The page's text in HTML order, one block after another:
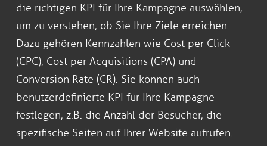
die richtigen KPI für Ihre Kampagne auswählen,
um zu verstehen, ob Sie Ihre Ziele erreichen.
Dazu gehören Kennzahlen wie Cost per Click
(CPC), Cost per Acquisitions (CPA) und
Conversion Rate (CR). Sie können auch
benutzerdefinierte KPI für Ihre Kampagne
festlegen, z.B. die Anzahl der Besucher, die
spezifische Seiten auf Ihrer Website aufrufen.